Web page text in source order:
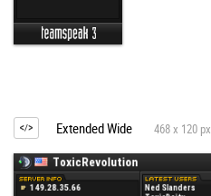
Extended Wide 468 x 120 px